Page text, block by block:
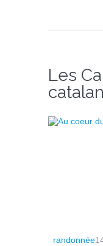
Les
catalan
randonnée